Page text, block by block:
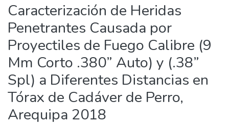
Caracterización de Heridas
Penetrantes Causada por
Proyectiles de Fuego Calibre (9
Mm Corto .380” Auto) y (.38”
Spl) a Diferentes Distancias en
Tórax de Cadáver de Perro,
Arequipa 2018